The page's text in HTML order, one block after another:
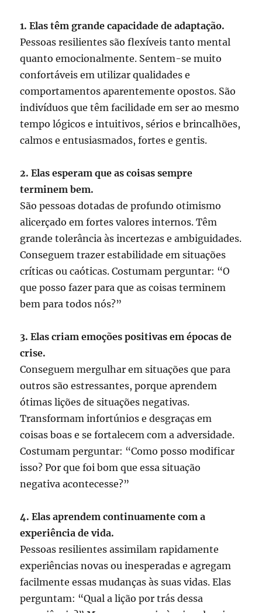
1. Elas têm grande capacidade de adaptação.
Pessoas resilientes são flexíveis tanto mental
quanto emocionalmente. Sentem-se muito
confortáveis em utilizar qualidades e
comportamentos aparentemente opostos. São
indivíduos que têm facilidade em ser ao mesmo
tempo lógicos e intuitivos, sérios e brincalhões,
calmos e entusiasmados, fortes e gentis.
2. Elas esperam que as coisas sempre
terminem bem.
São pessoas dotadas de profundo otimismo
alicerçado em fortes valores internos. Têm
grande tolerância às incertezas e ambiguidades.
Conseguem trazer estabilidade em situações
críticas ou caóticas. Costumam perguntar: “O
que posso fazer para que as coisas terminem
bem para todos nós?”
3. Elas criam emoções positivas em épocas de
crise.
Conseguem mergulhar em situações que para
outros são estressantes, porque aprendem
ótimas lições de situações negativas.
Transformam infortúnios e desgraças em
coisas boas e se fortalecem com a adversidade.
Costumam perguntar: “Como posso modificar
isso? Por que foi bom que essa situação
negativa acontecesse?”
4. Elas aprendem continuamente com a
experiência de vida.
Pessoas resilientes assimilam rapidamente
experiências novas ou inesperadas e agregam
facilmente essas mudanças às suas vidas. Elas
perguntam: “Qual a lição por trás dessa